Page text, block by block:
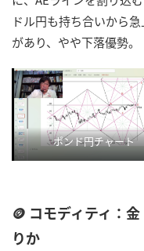
ドル円も持ち合いから
があり、やや下落優勢。
ポンド円チャート
🪙 コモディティ：
りか